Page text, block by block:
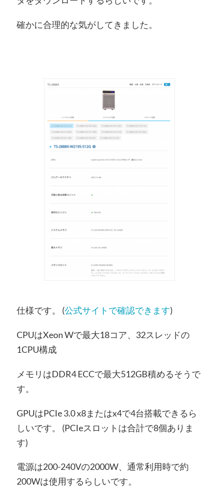
確かに合理的な気がしてきました。
仕様です。 (公式サイトで確認できます)
CPUはXeon Wで最大18コア、32スレッドの
1CPU構成
メモリはDDR4 ECCで最大512GB積めるそうで
す。
GPUはPCIe 3.0 x8またはx4で4台搭載できるら
しいです。 (PCIeスロットは合計で8個ありま
す)
電源は200-240Vの2000W、通常利用時で約
200Wは使用するらしいです。